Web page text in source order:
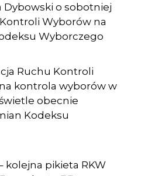
Dybowski o sobotniej
Wyborów na
Wyborczego
Ruchu Kontroli
kontrola wyborów w
obecnie
Kodeksu
kolejna pikieta RKW